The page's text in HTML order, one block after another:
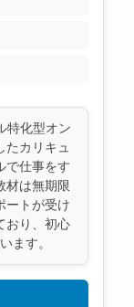
特化型オン
たカリキュ
で仕事をす
材は無期限
ートが受け
おり、初心
ます。